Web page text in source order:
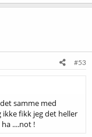
#53
samme med
ikke fikk jeg det heller
....not !